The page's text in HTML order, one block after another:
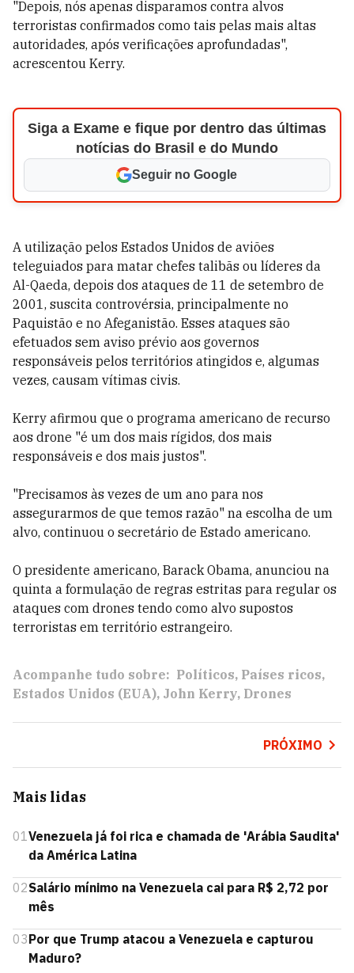
"Depois, nós apenas disparamos contra alvos
terroristas confirmados como tais pelas mais altas
autoridades, após verificações aprofundadas",
acrescentou Kerry.
Siga a Exame e fique por dentro das últimas
notícias do Brasil e do Mundo
Seguir no Google
A utilização pelos Estados Unidos de aviões
teleguiados para matar chefes talibãs ou líderes da
Al-Qaeda, depois dos ataques de 11 de setembro de
2001, suscita controvérsia, principalmente no
Paquistão e no Afeganistão. Esses ataques são
efetuados sem aviso prévio aos governos
responsáveis pelos territórios atingidos e, algumas
vezes, causam vítimas civis.
Kerry afirmou que o programa americano de recurso
aos drone "é um dos mais rígidos, dos mais
responsáveis e dos mais justos".
"Precisamos às vezes de um ano para nos
assegurarmos de que temos razão" na escolha de um
alvo, continuou o secretário de Estado americano.
O presidente americano, Barack Obama, anunciou na
quinta a formulação de regras estritas para regular os
ataques com drones tendo como alvo supostos
terroristas em território estrangeiro.
Acompanhe tudo sobre: Políticos Países ricos
Estados Unidos (EUA) John Kerry Drones
PRÓXIMO
Mais lidas
01Venezuela já foi rica e chamada de 'Arábia Saudita'
da América Latina
02Salário mínimo na Venezuela cai para R$ 2,72 por
mês
03Por que Trump atacou a Venezuela e capturou
Maduro?